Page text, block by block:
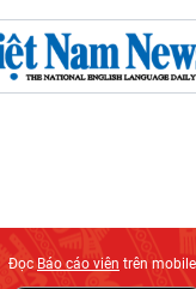
ĐọcBáo cáo viên trên